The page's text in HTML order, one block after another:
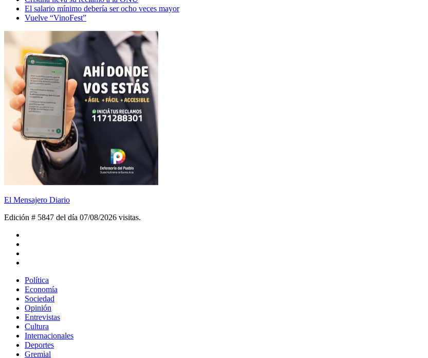
El salario mínimo debería ser ocho veces mayor
Vuelve “VinoFest”
El Mensajero Diario
Edición # 5847 del día 07/08/2026 visitas.
Política
Economía
Sociedad
Opinión
Entrevistas
Cultura
Internacionales
Deportes
Gremial